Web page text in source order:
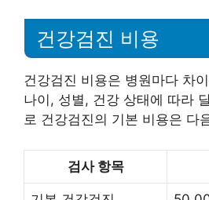
건강검진 비용
건강검진 비용은 병원마다 차
나이, 성별, 건강 상태에 따라
로 건강검진의 기본 비용은 다
검사 항목